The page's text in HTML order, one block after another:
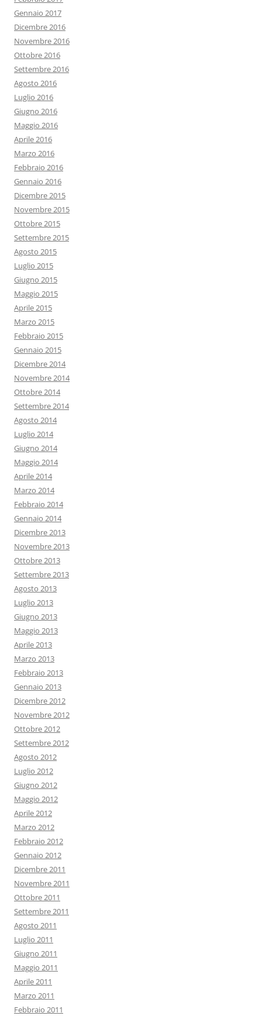
Gennaio 2017
Dicembre 2016
Novembre 2016
Ottobre 2016
Settembre 2016
Agosto 2016
Luglio 2016
Giugno 2016
Maggio 2016
Aprile 2016
Marzo 2016
Febbraio 2016
Gennaio 2016
Dicembre 2015
Novembre 2015
Ottobre 2015
Settembre 2015
Agosto 2015
Luglio 2015
Giugno 2015
Maggio 2015
Aprile 2015
Marzo 2015
Febbraio 2015
Gennaio 2015
Dicembre 2014
Novembre 2014
Ottobre 2014
Settembre 2014
Agosto 2014
Luglio 2014
Giugno 2014
Maggio 2014
Aprile 2014
Marzo 2014
Febbraio 2014
Gennaio 2014
Dicembre 2013
Novembre 2013
Ottobre 2013
Settembre 2013
Agosto 2013
Luglio 2013
Giugno 2013
Maggio 2013
Aprile 2013
Marzo 2013
Febbraio 2013
Gennaio 2013
Dicembre 2012
Novembre 2012
Ottobre 2012
Settembre 2012
Agosto 2012
Luglio 2012
Giugno 2012
Maggio 2012
Aprile 2012
Marzo 2012
Febbraio 2012
Gennaio 2012
Dicembre 2011
Novembre 2011
Ottobre 2011
Settembre 2011
Agosto 2011
Luglio 2011
Giugno 2011
Maggio 2011
Aprile 2011
Marzo 2011
Febbraio 2011